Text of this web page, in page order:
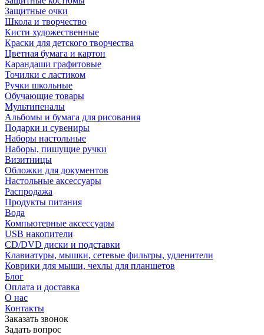
Защитные очки
Школа и творчество
Кисти художественные
Краски для детского творчества
Цветная бумага и картон
Карандаши графитовые
Точилки с ластиком
Ручки школьные
Обучающие товары
Мультипеналы
Альбомы и бумага для рисования
Подарки и сувениры
Наборы настольные
Наборы, пишущие ручки
Визитницы
Обложки для документов
Настольные аксессуары
Распродажа
Продукты питания
Вода
Компьютерные аксессуары
USB накопители
CD/DVD диски и подставки
Клавиатуры, мышки, сетевые фильтры, удленители
Коврики для мыши, чехлы для планшетов
Блог
Оплата и доставка
О нас
Контакты
Заказать звонок
Задать вопрос